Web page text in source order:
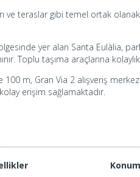
ve teraslar gibi temel ortak
yer alan Santa Eulàlia,
Toplu taşıma araçlarına
100 m, Gran Via 2 alışveriş
erişim sağlamaktadır.
Konum